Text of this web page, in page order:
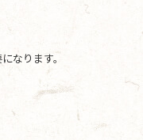
なります。